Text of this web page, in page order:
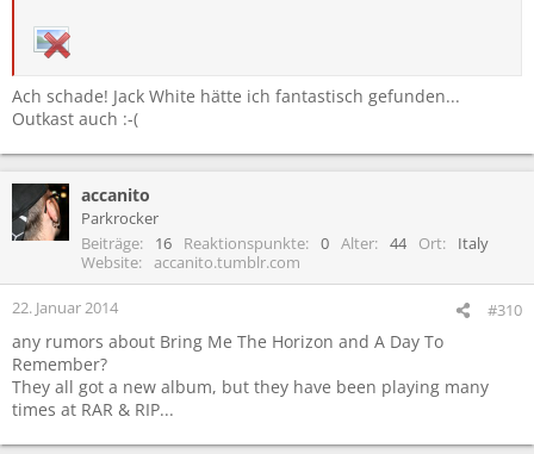
Ach schade! Jack White hätte ich fantastisch gefunden...
Outkast auch :-(
accanito
Parkrocker
Beiträge
16 Reaktionspunkte 0 Alter 44 Ort
Italy
Website
accanito.tumblr.com
22. Januar 2014 #310
any rumors about Bring Me The Horizon and A Day To
Remember?
They all got a new album, but they have been playing many
times at RAR & RIP...